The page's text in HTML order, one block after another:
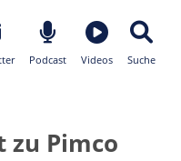
Podcast Videos Suche
zu Pimco